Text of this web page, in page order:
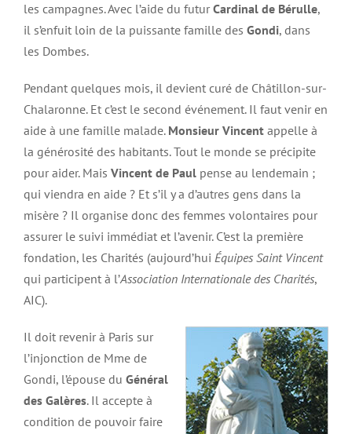
les campagnes. Avec l’aide du futur Cardinal de Bérulle,
il s’enfuit loin de la puissante famille des Gondi, dans
les Dombes.
Pendant quelques mois, il devient curé de Châtillon-sur-
Chalaronne. Et c’est le second événement. Il faut venir en
aide à une famille malade. Monsieur Vincent appelle à
la générosité des habitants. Tout le monde se précipite
pour aider. Mais Vincent de Paul pense au lendemain ;
qui viendra en aide ? Et s’il y a d’autres gens dans la
misère ? Il organise donc des femmes volontaires pour
assurer le suivi immédiat et l’avenir. C’est la première
fondation, les Charités (aujourd’hui Équipes Saint Vincent
qui participent à l’Association Internationale des Charités,
AIC).
Il doit revenir à Paris sur
l’injonction de Mme de
Gondi, l’épouse du Général
des Galères. Il accepte à
condition de pouvoir faire